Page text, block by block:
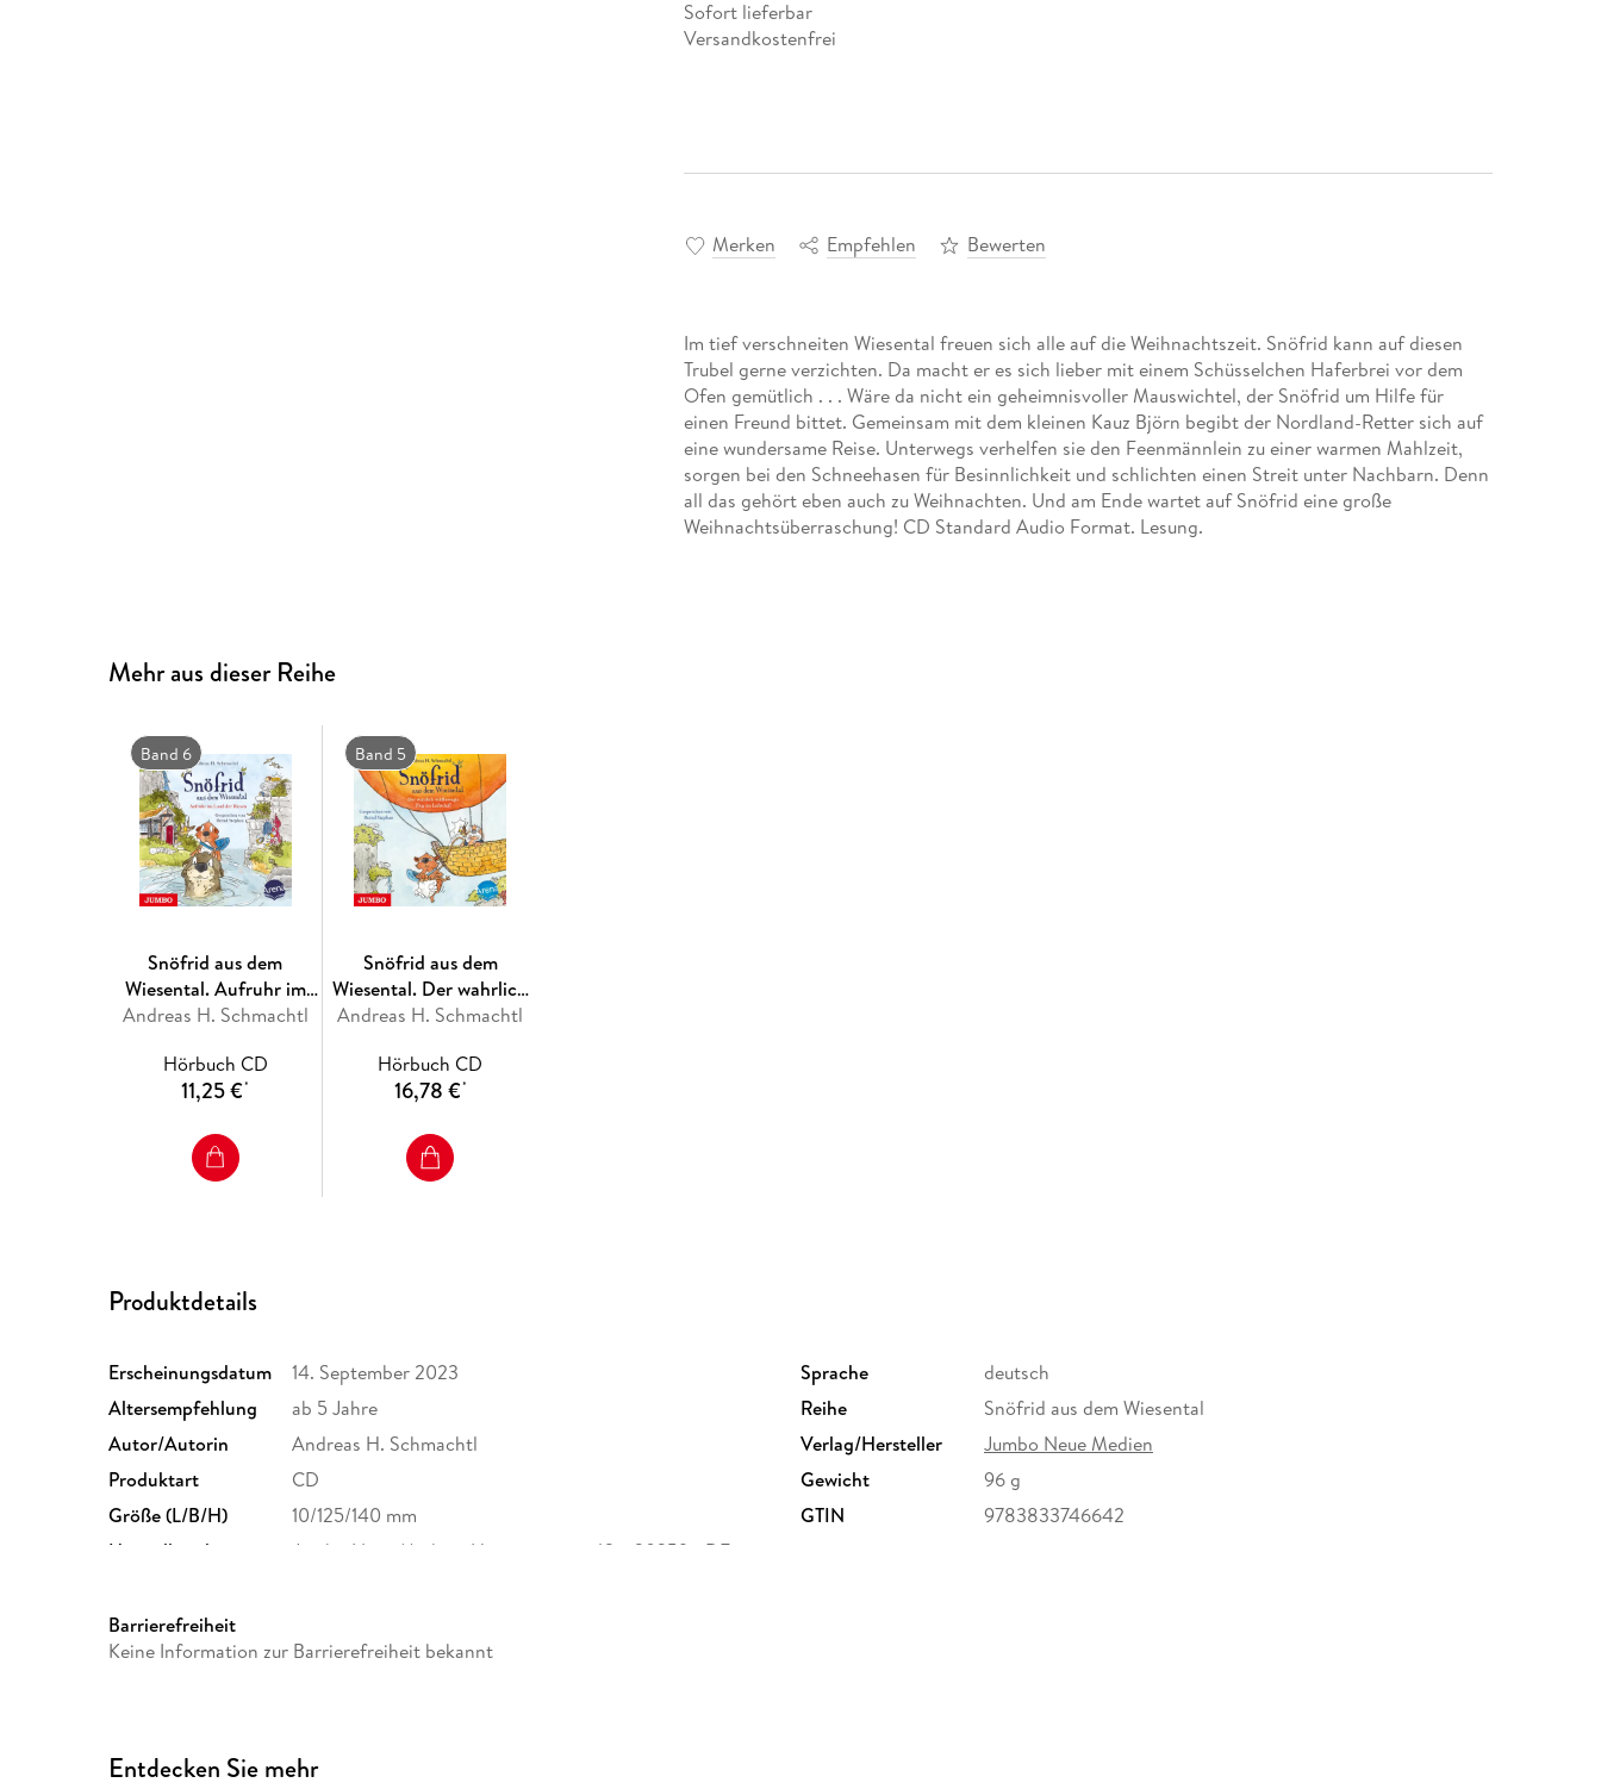
Sofort lieferbar
Versandkostenfrei
Merken Empfehlen Bewerten
Im tief verschneiten Wiesental freuen sich alle auf die Weihnachtszeit. Snöfrid kann auf diesen
Trubel gerne verzichten. Da macht er es sich lieber mit einem Schüsselchen Haferbrei vor dem
Ofen gemütlich . . . Wäre da nicht ein geheimnisvoller Mauswichtel, der Snöfrid um Hilfe für
einen Freund bittet. Gemeinsam mit dem kleinen Kauz Björn begibt der Nordland-Retter sich auf
eine wundersame Reise. Unterwegs verhelfen sie den Feenmännlein zu einer warmen Mahlzeit,
sorgen bei den Schneehasen für Besinnlichkeit und schlichten einen Streit unter Nachbarn. Denn
all das gehört eben auch zu Weihnachten. Und am Ende wartet auf Snöfrid eine große
Weihnachtsüberraschung! CD Standard Audio Format. Lesung.
Mehr aus dieser Reihe
Band 6
Snöfrid aus dem
Wiesental. Aufruhr im
Land der Riesen,Audio-
Andreas H. Schmachtl
Hörbuch CD
11,25 €*
Band 5
Snöfrid aus dem
Wiesental. Der wahrlich
wildbewegte Flug im
Andreas H. Schmachtl
Hörbuch CD
16,78 €*
Produktdetails
Erscheinungsdatum 14. September 2023 Sprache
deutsch
Altersempfehlung
ab 5 Jahre Reihe
Snöfrid aus dem Wiesental
Autor/Autorin
Andreas H. Schmachtl Verlag/Hersteller
Jumbo Neue Medien
Produktart
CD Gewicht
96 g
Größe (L/B/H)
10/125/140 mm GTIN
9783833746642
Herstelleradresse
Jumbo Neue Medien, Henriettenstr. 42a, 20259 - DE,
Barrierefreiheit
Keine Information zur Barrierefreiheit bekannt
Entdecken Sie mehr